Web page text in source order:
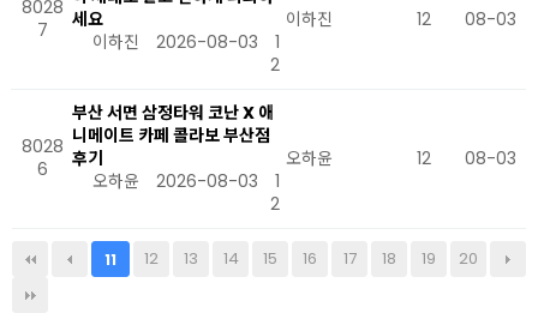
8028
7
세요
이하진
2026-08-03
1
2
이하진 12 08-03
8028
6
부산 서면 삼정타워 코난 X 애
니메이트 카페 콜라보 부산점
후기
오하윤
2026-08-03
1
2
오하윤 12 08-03
11 12 13 14 15 16 17 18 19 20